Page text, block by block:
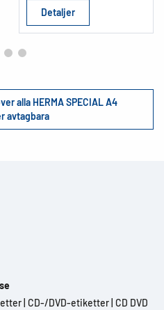
Detaljer
alla HERMA SPECIAL A4
avtagbara
CD-/DVD-etiketter CD DVD